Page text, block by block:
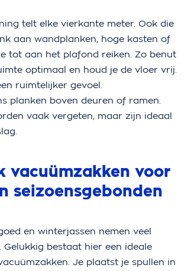
telt elke vierkante meter. Ook die
aan wandplanken, hoge kasten of
tot aan het plafond reiken. Zo benut
optimaal en houd je de vloer vrij.
ruimtelijker gevoel.
planken boven deuren of ramen.
vaak vergeten, maar zijn ideaal
vacuümzakken voor
seizoensgebonden
en winterjassen nemen veel
Gelukkig bestaat hier een ideale
Je plaatst je spullen in